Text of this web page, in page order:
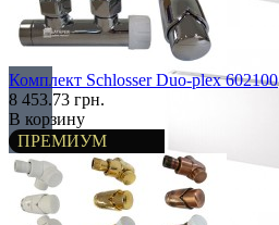
Линейные
Плоские
Комплект Schlosser Duo-plex 602100
8 453.73 грн.
В корзину
ПРЕМИУМ